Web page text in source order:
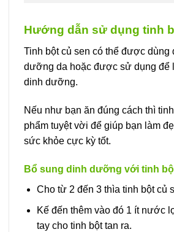
Hướng dẫn sử dụng tinh
Tinh bột củ sen có thể được dùng
dưỡng da hoặc được sử dụng để
dinh dưỡng.
Nếu như bạn ăn đúng cách thì
phẩm tuyệt vời để giúp bạn làm
sức khỏe cực kỳ tốt.
Bổ sung dinh dưỡng với tinh
Cho từ 2 đến 3 thìa tinh bột củ
Kế đến thêm vào đó 1 ít nước
tay cho tinh bột tan ra.